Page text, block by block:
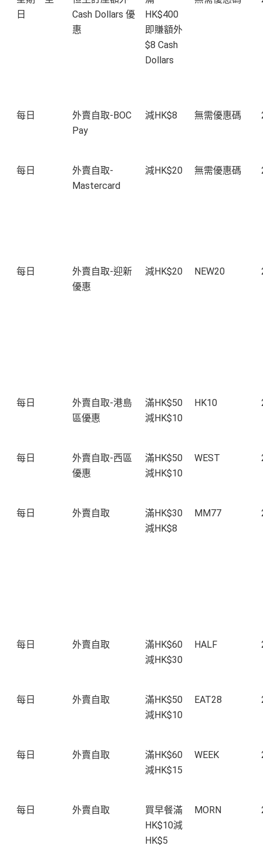
日
Cash Dollars 優
惠
HK$400
即賺額外
$8 Cash
Dollars
每日
外賣自取-BOC
Pay
減HK$8 無需優惠碼
每日
外賣自取-
Mastercard
減HK$20 無需優惠碼
每日
外賣自取-迎新
優惠
減HK$20 NEW20
每日
外賣自取-港島
區優惠
滿HK$50
減HK$10
HK10
每日
外賣自取-西區
優惠
滿HK$50
減HK$10
WEST
每日 外賣自取
滿HK$30
減HK$8
MM77
每日 外賣自取
滿HK$60
減HK$30
HALF
每日 外賣自取
滿HK$50
減HK$10
EAT28
每日 外賣自取
滿HK$60
減HK$15
WEEK
每日 外賣自取
買早餐滿
HK$10減
HK$5
MORN